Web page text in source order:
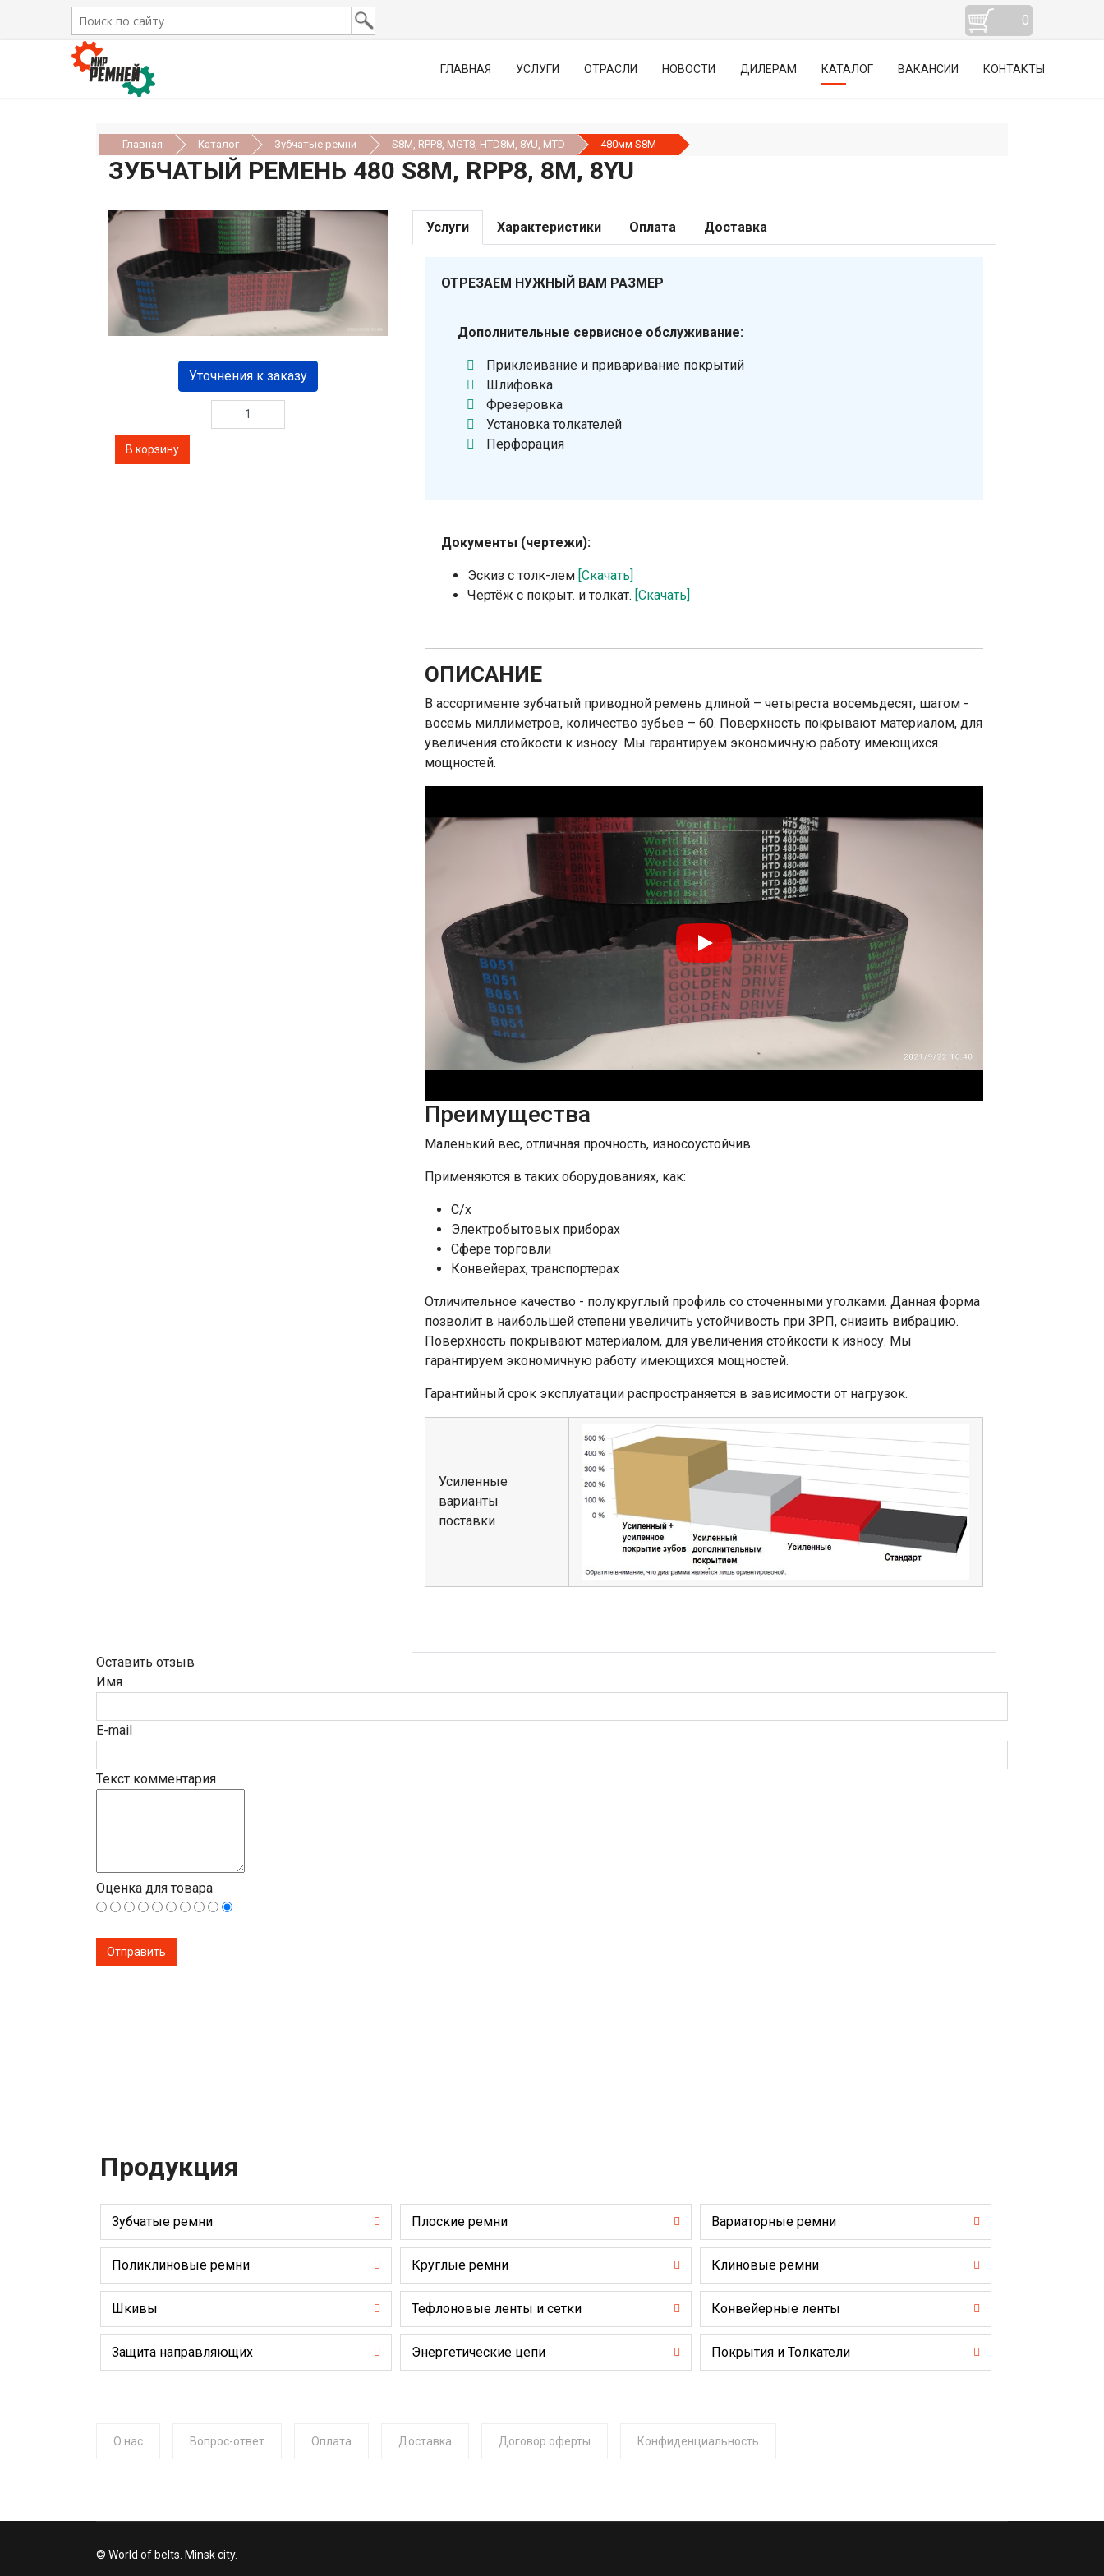
0
ГЛАВНАЯ УСЛУГИ ОТРАСЛИ НОВОСТИ ДИЛЕРАМ КАТАЛОГ ВАКАНСИИ КОНТАКТЫ
Главная Каталог Зубчатые ремни S8M, RPP8, MGT8, HTD8М, 8YU, MTD 480мм S8M
ЗУБЧАТЫЙ РЕМЕНЬ 480 S8M, RPP8, 8М, 8YU
Уточнения к заказу
Услуги Характеристики Оплата Доставка
ОТРЕЗАЕМ НУЖНЫЙ ВАМ РАЗМЕР
Дополнительные сервисное обслуживание:
Приклеивание и приваривание покрытий
Шлифовка
Фрезеровка
Установка толкателей
Перфорация
Документы (чертежи):
Эскиз с толк-лем [Скачать]
Чертёж с покрыт. и толкат. [Скачать]
ОПИСАНИЕ
В ассортименте зубчатый приводной ремень длиной – четыреста восемьдесят, шагом -
восемь миллиметров, количество зубьев – 60. Поверхность покрывают материалом, для
увеличения стойкости к износу. Мы гарантируем экономичную работу имеющихся
мощностей.
Преимущества
Маленький вес, отличная прочность, износоустойчив.
Применяются в таких оборудованиях, как:
С/х
Электробытовых приборах
Сфере торговли
Конвейерах, транспортерах
Отличительное качество - полукруглый профиль со сточенными уголками. Данная форма
позволит в наибольшей степени увеличить устойчивость при ЗРП, снизить вибрацию.
Поверхность покрывают материалом, для увеличения стойкости к износу. Мы
гарантируем экономичную работу имеющихся мощностей.
Гарантийный срок эксплуатации распространяется в зависимости от нагрузок.
Усиленные
варианты
поставки
Оставить отзыв
Имя
E-mail
Текст комментария
Оценка для товара
Продукция
Зубчатые ремни Плоские ремни Вариаторные ремни
Поликлиновые ремни Круглые ремни Клиновые ремни
Шкивы Тефлоновые ленты и сетки Конвейерные ленты
Защита направляющих Энергетические цепи Покрытия и Толкатели
О нас Вопрос-ответ Оплата Доставка Договор оферты Конфиденциальность
© World of belts. Minsk city.